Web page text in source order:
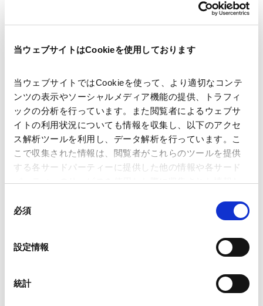
当ウェブサイトはCookieを使用しております
当ウェブサイトではCookieを使って、より適切なコンテ
ンツの表示やソーシャルメディア機能の提供、トラフィ
ックの分析を行っています。また閲覧者によるウェブサ
イトの利用状況についても情報を収集し、以下のアクセ
ス解析ツールを利用し、データ解析を行っています。こ
こで収集された情報は、閲覧者がこれらのツールを提供
する各サードパーティーに提供した他の情報や各サード
パーティーのサービスを使用した際に収集された情報と
ことがあります。
Google Analytics利用規約（
Marketo
外部サイト）
必須
設定情報
統計
インサイト
NEWSLETTERS
ニュースレター
【金融法務】保険仲立人の活用促進等に向け
た改正の概要
2026.05.22
【金融法務】大規模乗合保険代理店に対する
規制強化に伴う保険会社等に対する体制整備
要
【金融法務】大規模乗合保険代理店等に関す